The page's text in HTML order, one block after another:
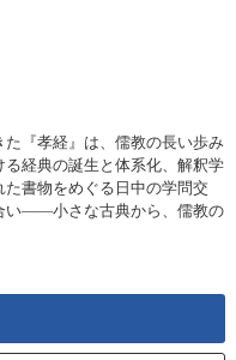
『孝経』は、儒教の長い歩み
経典の誕生と体系化、解釈学
書物をめぐる日中の学問交
い――小さな古典から、儒教の